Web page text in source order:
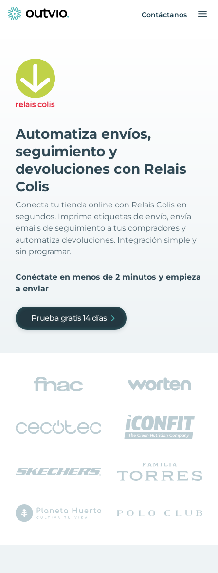
Contáctanos
Automatiza envíos,
seguimiento y
devoluciones con Relais
Colis
Conecta tu tienda online con Relais Colis en
segundos. Imprime etiquetas de envío, envía
emails de seguimiento a tus compradores y
automatiza devoluciones. Integración simple y
sin programar.
Conéctate en menos de 2 minutos y empieza
a enviar
Prueba gratis 14 días